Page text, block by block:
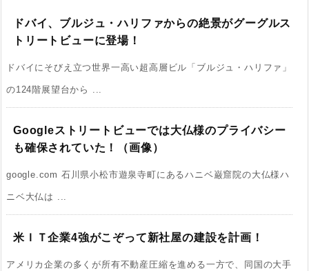
ドバイ、ブルジュ・ハリファからの絶景がグーグルス
トリートビューに登場！
ドバイにそびえ立つ世界一高い超高層ビル「ブルジュ・ハリファ」
の124階展望台から ...
Googleストリートビューでは大仏様のプライバシー
も確保されていた！（画像）
google.com 石川県小松市遊泉寺町にあるハニベ巌窟院の大仏様ハ
ニベ大仏は ...
米ＩＴ企業4強がこぞって新社屋の建設を計画！
アメリカ企業の多くが所有不動産圧縮を進める一方で、同国の大手